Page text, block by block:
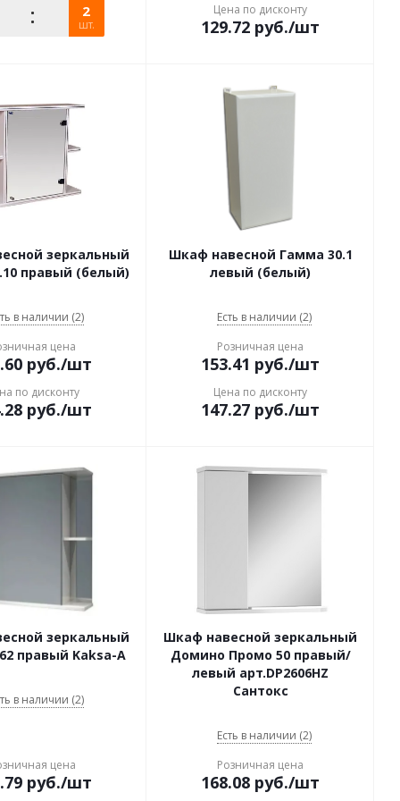
2
шт.
Цена по дисконту
129.72 руб./шт
зеркальный
правый (белый)
в наличии (2)
цена
руб./шт
по дисконту
руб./шт
Шкаф навесной Гамма 30.1
левый (белый)
Есть в наличии (2)
Розничная цена
153.41 руб./шт
Цена по дисконту
147.27 руб./шт
зеркальный
правый Kaksa-A
в наличии (2)
цена
руб./шт
Шкаф навесной зеркальный
Домино Промо 50 правый/
левый арт.DP2606HZ
Сантокс
Есть в наличии (2)
Розничная цена
168.08 руб./шт